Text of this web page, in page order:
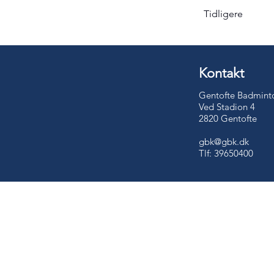
Tidligere
Kontakt
Gentofte
Ved Stadion 4
2820 Gentofte
gbk@gbk.dk
Tlf: 39650400